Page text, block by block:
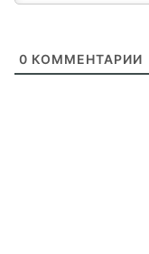
0 КОММЕНТАРИИ